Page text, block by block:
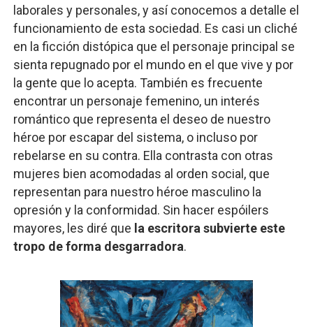
laborales y personales, y así conocemos a detalle el
funcionamiento de esta sociedad. Es casi un cliché
en la ficción distópica que el personaje principal se
sienta repugnado por el mundo en el que vive y por
la gente que lo acepta. También es frecuente
encontrar un personaje femenino, un interés
romántico que representa el deseo de nuestro
héroe por escapar del sistema, o incluso por
rebelarse en su contra. Ella contrasta con otras
mujeres bien acomodadas al orden social, que
representan para nuestro héroe masculino la
opresión y la conformidad. Sin hacer espóilers
mayores, les diré que la escritora subvierte este
tropo de forma desgarradora.